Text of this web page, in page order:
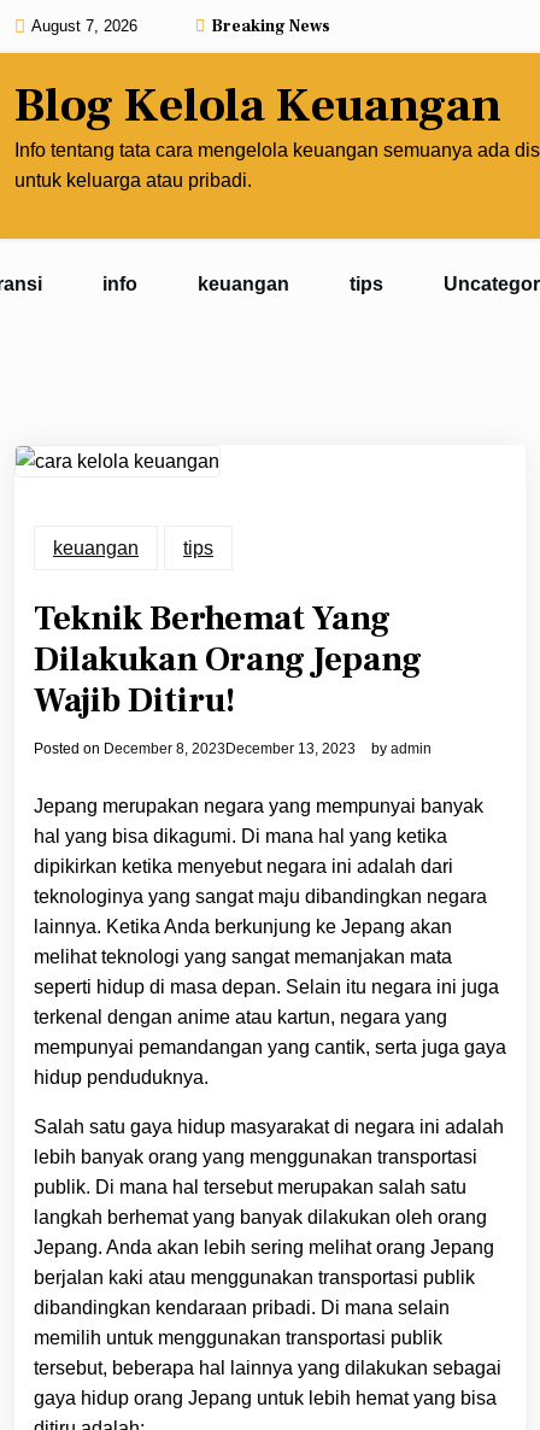
August 7, 2026 Breaking News
Blog Kelola Keuangan
Info tentang tata cara mengelola keuangan semuanya ada
untuk keluarga atau pribadi.
info keuangan tips
keuangan tips
Teknik Berhemat Yang
Dilakukan Orang Jepang
Wajib Ditiru!
Posted on December 8, 2023 December 13, 2023 by admin
Jepang merupakan negara yang mempunyai banyak
hal yang bisa dikagumi. Di mana hal yang ketika
dipikirkan ketika menyebut negara ini adalah dari
teknologinya yang sangat maju dibandingkan negara
lainnya. Ketika Anda berkunjung ke Jepang akan
melihat teknologi yang sangat memanjakan mata
seperti hidup di masa depan. Selain itu negara ini juga
terkenal dengan anime atau kartun, negara yang
mempunyai pemandangan yang cantik, serta juga gaya
hidup penduduknya.
Salah satu gaya hidup masyarakat di negara ini adalah
lebih banyak orang yang menggunakan transportasi
publik. Di mana hal tersebut merupakan salah satu
langkah berhemat yang banyak dilakukan oleh orang
Jepang. Anda akan lebih sering melihat orang Jepang
berjalan kaki atau menggunakan transportasi publik
dibandingkan kendaraan pribadi. Di mana selain
memilih untuk menggunakan transportasi publik
tersebut, beberapa hal lainnya yang dilakukan sebagai
gaya hidup orang Jepang untuk lebih hemat yang bisa